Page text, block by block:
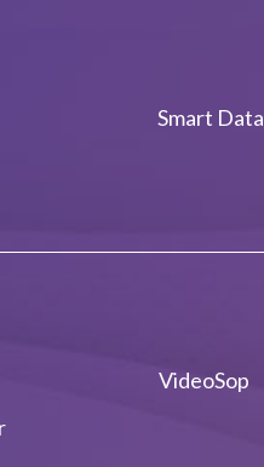
Smart Data
VideoSop